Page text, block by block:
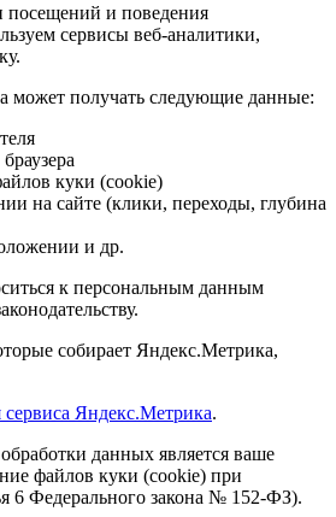
посещений и поведения
сервисы веб-аналитики,
может получать следующие данные:
куки (cookie)
на сайте (клики, переходы, глубина
и др.
к персональным данным
собирает Яндекс.Метрика,
сервиса Яндекс.Метрика.
данных является ваше
файлов куки (cookie) при
6 Федерального закона № 152-ФЗ).